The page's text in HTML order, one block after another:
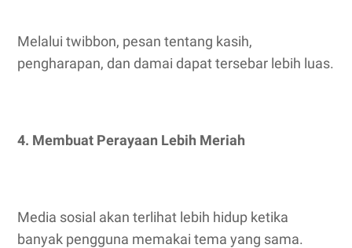
Melalui twibbon, pesan tentang kasih,
pengharapan, dan damai dapat tersebar lebih luas.
4. Membuat Perayaan Lebih Meriah
Media sosial akan terlihat lebih hidup ketika
banyak pengguna memakai tema yang sama.